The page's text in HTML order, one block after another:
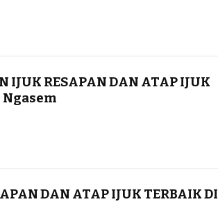
IJUK RESAPAN DAN ATAP IJUK
Ngasem
DAN ATAP IJUK TERBAIK DI